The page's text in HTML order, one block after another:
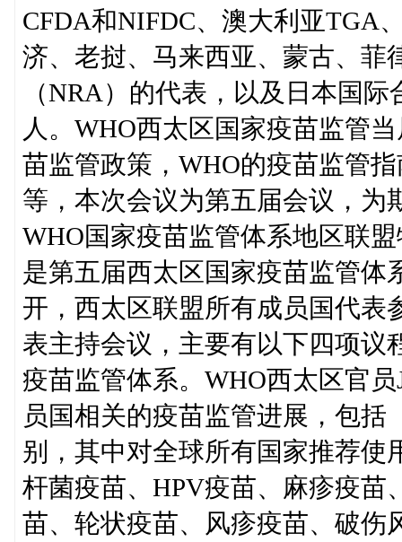
CFDA和NIFDC、澳大利亚TGA
济、老挝、马来西亚、蒙古、菲
（NRA）的代表，以及日本国
人。WHO西太区国家疫苗监管
苗监管政策，WHO的疫苗监管
等，本次会议为第五届会议，为
WHO国家疫苗监管体系地区联
是第五届西太区国家疫苗监管体
开，西太区联盟所有成员国代表
表主持会议，主要有以下四项议
疫苗监管体系。WHO西太区官
员国相关的疫苗监管进展，包括
别，其中对全球所有国家推荐使
杆菌疫苗、HPV疫苗、麻疹疫苗
苗、轮状疫苗、风疹疫苗、破伤